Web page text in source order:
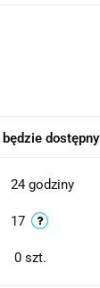
dostępny
24 godziny
17
0 szt.